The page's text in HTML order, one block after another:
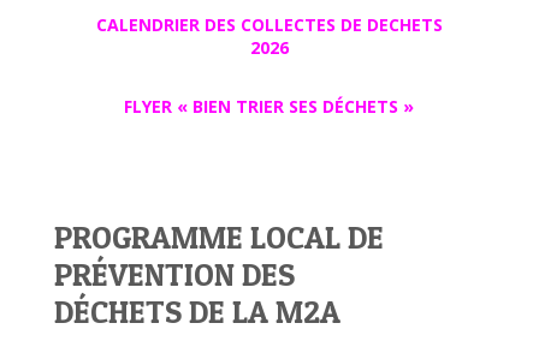
CALENDRIER DES COLLECTES DE DECHETS
2026
FLYER « BIEN TRIER SES DÉCHETS »
PROGRAMME LOCAL DE
PRÉVENTION DES
DÉCHETS DE LA M2A